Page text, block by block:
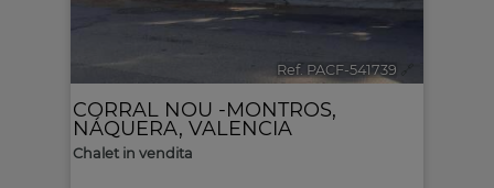
Ref. PACF-541739
CORRAL NOU -MONTROS,
NÁQUERA, VALENCIA
Chalet in vendita